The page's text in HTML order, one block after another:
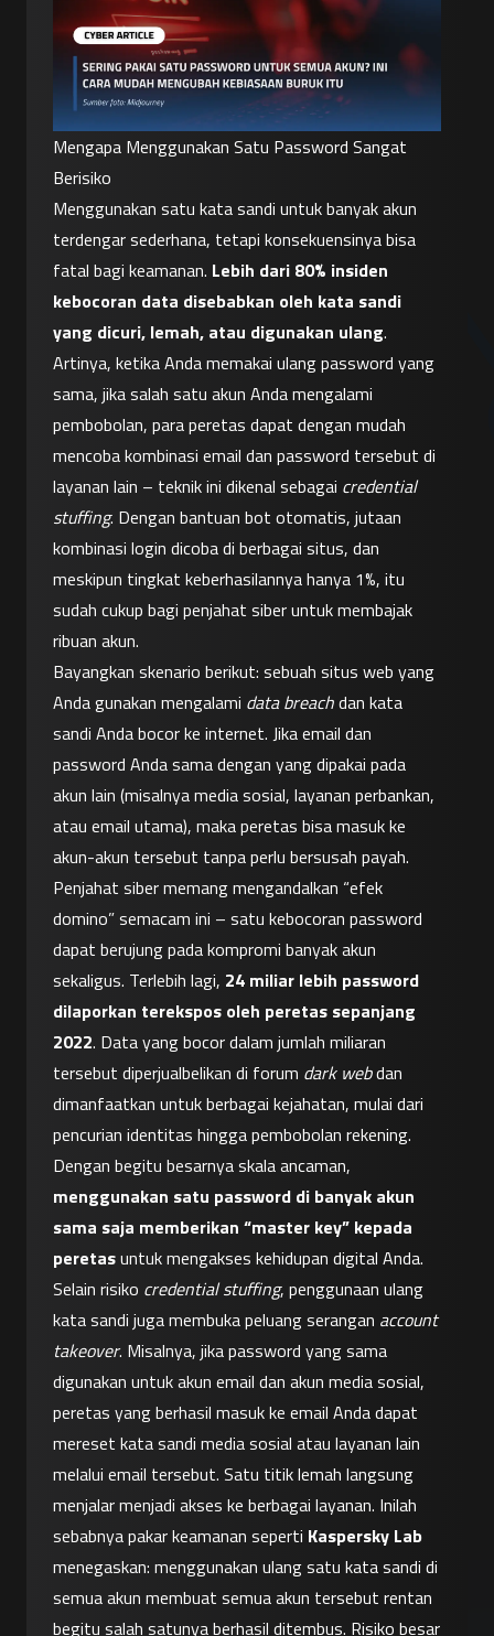
Mengapa Menggunakan Satu Password Sangat
Berisiko
Menggunakan satu kata sandi untuk banyak akun
terdengar sederhana, tetapi konsekuensinya bisa
fatal bagi keamanan. Lebih dari 80% insiden
kebocoran data disebabkan oleh kata sandi
yang dicuri, lemah, atau digunakan ulang.
Artinya, ketika Anda memakai ulang password yang
sama, jika salah satu akun Anda mengalami
pembobolan, para peretas dapat dengan mudah
mencoba kombinasi email dan password tersebut di
layanan lain – teknik ini dikenal sebagai credential
stuffing. Dengan bantuan bot otomatis, jutaan
kombinasi login dicoba di berbagai situs, dan
meskipun tingkat keberhasilannya hanya 1%, itu
sudah cukup bagi penjahat siber untuk membajak
ribuan akun.
Bayangkan skenario berikut: sebuah situs web yang
Anda gunakan mengalami data breach dan kata
sandi Anda bocor ke internet. Jika email dan
password Anda sama dengan yang dipakai pada
akun lain (misalnya media sosial, layanan perbankan,
atau email utama), maka peretas bisa masuk ke
akun-akun tersebut tanpa perlu bersusah payah.
Penjahat siber memang mengandalkan “efek
domino” semacam ini – satu kebocoran password
dapat berujung pada kompromi banyak akun
sekaligus. Terlebih lagi, 24 miliar lebih password
dilaporkan terekspos oleh peretas sepanjang
2022. Data yang bocor dalam jumlah miliaran
tersebut diperjualbelikan di forum dark web dan
dimanfaatkan untuk berbagai kejahatan, mulai dari
pencurian identitas hingga pembobolan rekening.
menggunakan satu password di banyak akun
sama saja memberikan “master key” kepada
peretas untuk mengakses kehidupan digital Anda.
Selain risiko credential stuffing, penggunaan ulang
kata sandi juga membuka peluang serangan account
takeover. Misalnya, jika password yang sama
digunakan untuk akun email dan akun media sosial,
peretas yang berhasil masuk ke email Anda dapat
mereset kata sandi media sosial atau layanan lain
melalui email tersebut. Satu titik lemah langsung
menjalar menjadi akses ke berbagai layanan. Inilah
sebabnya pakar keamanan seperti Kaspersky Lab
menegaskan: menggunakan ulang satu kata sandi di
semua akun membuat semua akun tersebut rentan
begitu salah satunya berhasil ditembus. Risiko besar